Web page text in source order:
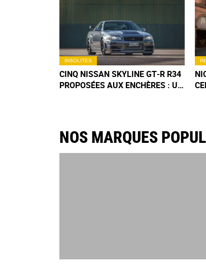
INSOLITES
CINQ NISSAN SKYLINE GT‑R R34
PROPOSÉES AUX ENCHÈRES : UN
NOS MARQUES